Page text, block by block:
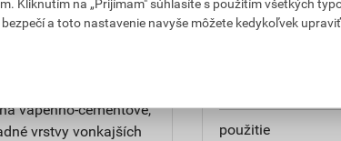
Vhodná na
určená ako konečná
systémov. Môže
vápenno-cementové,
vrstvy vonkajších
paropriepustnosť
použitie
Kliknutím na „Prijímam" súhlasíte s použitím všetkých
a toto nastavenie navyše môžete kedykoľvek upraviť